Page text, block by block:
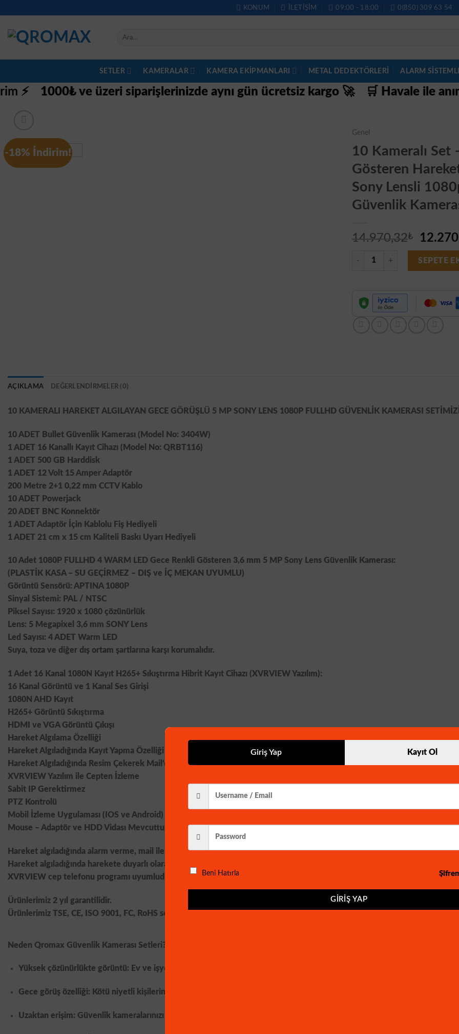
KONUM İLETIŞIM 09:00 - 18:00 0(850) 309 63 54
Ara:
SETLER KAMERALAR KAMERA EKİPMANLARI METAL DEDEKTÖRLERI ALARM
ve üzeri siparişlerinizde aynı gün ücretsiz kargo 🚀 🛒 Havale ile anında
-18% İndirim!
Genel
10 Kameralı Set
Gösteren
Sony Lensli
Güvenlik
14.970,32₺
fiyat:
10 Kameralı Set - Gece Renkli
SEPETE
AÇIKLAMA DEĞERLENDIRMELER (0)
10 KAMERALI HAREKET ALGILAYAN GECE GÖRÜŞLÜ 5 MP SONY LENS 1080P FULLHD GÜVENLİK KAMERASI
10 ADET Bullet Güvenlik Kamerası (Model No: 3404W)
1 ADET 16 Kanallı Kayıt Cihazı (Model No: QRBT116)
1 ADET 500 GB Harddisk
1 ADET 12 Volt 15 Amper Adaptör
200 Metre 2+1 0,22 mm CCTV Kablo
10 ADET Powerjack
20 ADET BNC Konnektör
1 ADET Adaptör İçin Kablolu Fiş Hediyeli
1 ADET 21 cm x 15 cm Kaliteli Baskı Uyarı Hediyeli
10 Adet 1080P FULLHD 4 WARM LED Gece Renkli Gösteren 3,6 mm 5 MP Sony Lens Güvenlik Kamerası:
(PLASTİK KASA – SU GEÇİRMEZ – DIŞ ve İÇ MEKAN UYUMLU)
Görüntü Sensörü: APTINA 1080P
Sinyal Sistemi: PAL / NTSC
Piksel Sayısı: 1920 x 1080 çözünürlük
Lens: 5 Megapixel 3,6 mm SONY Lens
Led Sayısı: 4 ADET Warm LED
Suya, toza ve diğer dış ortam şartlarına karşı korumalıdır.
1 Adet 16 Kanal 1080N Kayıt H265+ Sıkıştırma Hibrit Kayıt Cihazı (XVRVIEW Yazılım):
16 Kanal Görüntü ve 1 Kanal Ses Girişi
1080N AHD Kayıt
H265+ Görüntü Sıkıştırma
HDMI ve VGA Görüntü Çıkışı
Hareket Algılama Özelliği
Hareket Algıladığında Kayıt Yapma Özelliği
Hareket Algıladığında Resim Çekerek Mail’den Gönderme Özelliği
XVRVIEW Yazılım ile Cepten İzleme
Sabit IP Gerektirmez
PTZ Kontrolü
Mobil İzleme Uygulaması (IOS ve Android)
Mouse – Adaptör ve HDD Vidası Mevcuttur.
Hareket algıladığında alarm verme, mail ile haber verme, cep telefonuna bildirim gönderme özelliğine sahiptir.
Hareket algıladığında harekete duyarlı olarak kayıt yapma özelliğine sahiptir.
XVRVIEW cep telefonu programı uyumludur.
Ürünlerimiz 2 yıl garantilidir.
Ürünlerimiz TSE, CE, ISO 9001, FC, RoHS sertifikalarına sahiptir.
Neden Qromax Güvenlik Kamerası Setleri?
Yüksek çözünürlükte görüntü: Ev ve işyerinizde meydana gelebilecek her türlü olayı net bir şekilde görüntüleyin.
Gece görüş özelliği: Kötü niyetli kişilerin gece saatlerinde dahi etkisiz kalmasını sağlayın.
Uzaktan erişim: Güvenlik kameralarınızı nerede olursanız olun akıllı telefon veya tablet üzerinden izleyin.
Giriş Yap Kayıt Ol
Beni Hatırla
GIRIŞ YAP